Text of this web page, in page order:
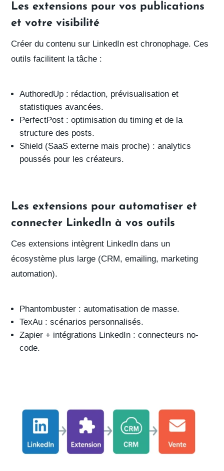
Les extensions pour vos publications
et votre visibilité
Créer du contenu sur LinkedIn est chronophage. Ces
outils facilitent la tâche :
AuthoredUp : rédaction, prévisualisation et
statistiques avancées.
PerfectPost : optimisation du timing et de la
structure des posts.
Shield (SaaS externe mais proche) : analytics
poussés pour les créateurs.
Les extensions pour automatiser et
connecter LinkedIn à vos outils
Ces extensions intègrent LinkedIn dans un
écosystème plus large (CRM, emailing, marketing
automation).
Phantombuster : automatisation de masse.
TexAu : scénarios personnalisés.
Zapier + intégrations LinkedIn : connecteurs no-
code.